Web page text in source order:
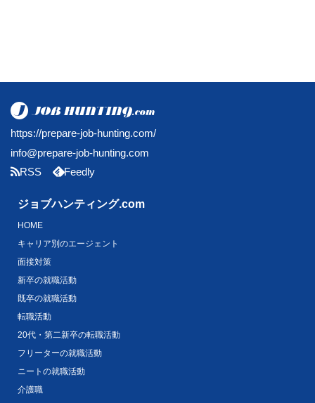
https://prepare-job-hunting.com/
info@prepare-job-hunting.com
RSS
Feedly
ジョブハンティング.com
HOME
キャリア別のエージェント
面接対策
新卒の就職活動
既卒の就職活動
転職活動
20代・第二新卒の転職活動
フリーターの就職活動
ニートの就職活動
介護職